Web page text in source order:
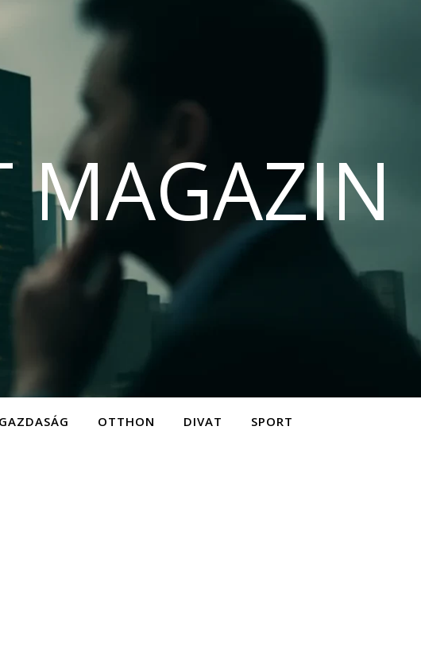
MAGAZIN
GAZDASÁG OTTHON DIVAT SPORT